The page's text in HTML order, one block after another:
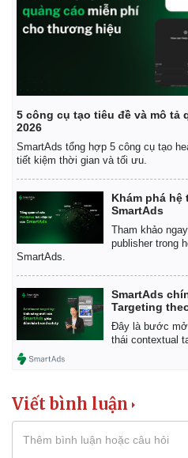
Kinh tế
Bất động sản
Khởi nghiệp
5 công cụ tạo tiêu đề và mô tả
2026
SmartAds tổng hợp 5 công cụ tạo
tiết kiệm thời gian và tối ưu.
Khám phá
SmartAds
Tham khảo
publisher trong
SmartAds.
SmartAds
Targeting
Đây là bước mở
thái contextual
Viết bình luận